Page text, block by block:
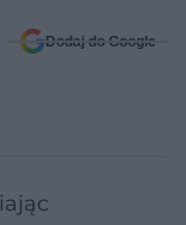
Dodaj do Google